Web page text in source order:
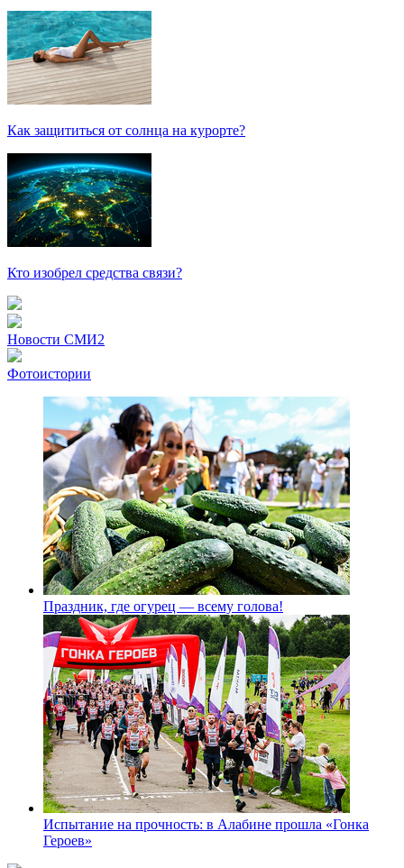
Как защититься от солнца на курорте?
Кто изобрел средства связи?
Новости СМИ2
Фотоистории
Праздник, где огурец — всему голова!
Испытание на прочность: в Алабине прошла «Гонка
Героев»